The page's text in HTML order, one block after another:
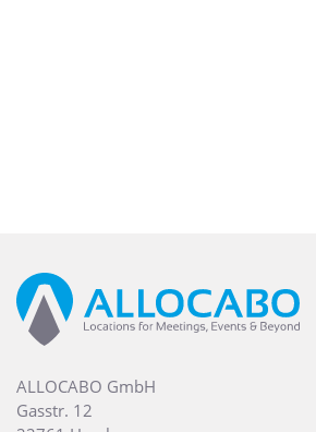
ALLOCABO GmbH
Gasstr. 12